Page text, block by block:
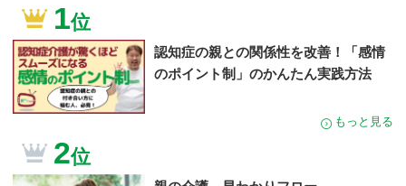
1位
認知症の親との関係性を改善！「感情
のポイント制」のかんたん実践方法
もっと見る
2位